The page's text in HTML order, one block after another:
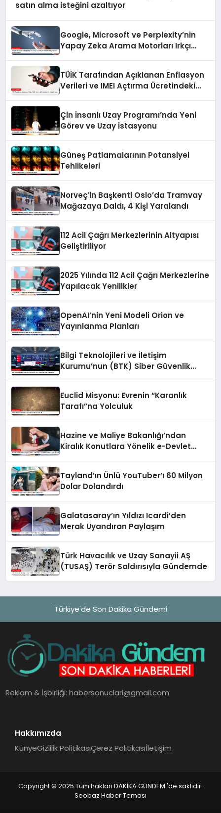
satın alma isteğini azaltıyor
Google, Microsoft ve Perplexity’nin
Yapay Zeka Arama Motorları Irkçı
TÜİK Tarafından Açıklanan Enflasyon
Verileri ve IMEI Açtırma Ücretindeki
Çin İnsanlı Uzay Programı’nda Yeni
Görev ve Uzay İstasyonu
Güneş Patlamalarının Potansiyel
Tehlikeleri
Norveç’in Başkenti Oslo’da Tramvay
Mağazaya Daldı, 4 Kişi Yaralandı
112 Acil Çağrı Merkezlerinin Altyapısı
Geliştiriliyor
2025 Yılında 112 Acil Çağrı Merkezlerine
Yapılacak Yenilikler
OpenAI’nin Yeni Modeli Orion ve
Yayınlanma Planları
Bilgi Teknolojileri ve İletişim
Kurumu’nun (BTK) Siber Güvenlik
Euclid Misyonu: Evrenin “Karanlık
Tarafı”na Yolculuk
Hazine ve Maliye Bakanlığı’ndan
Kiralık Konutlara Yönelik e-Devlet
Tayland’ın Ünlü YouTuber’ı 60 Milyon
Dolar Dolandırdı
Galatasaray’ın Yıldızı Icardi’den
Merak Uyandıran Paylaşım
Türk Havacılık ve Uzay Sanayii AŞ
(TUSAŞ) Terör Saldırısıyla Gündemde
Türkiye'de Son Dakika Gündemi
Reklam & İşbirliği:habersonuclari@gmail.com
Hakkımızda
KünyeGizlilik PolitikasıÇerez Politikasıİletişim
Copyright © 2025 Tüm hakları DAKİKA GÜNDEM 'de saklıdır.
Seobaz Haber Teması